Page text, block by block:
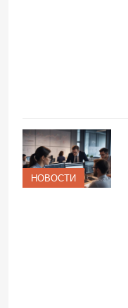
НОВОСТИ